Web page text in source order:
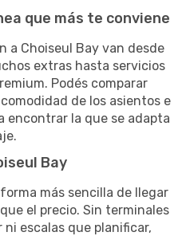
que más te conviene
a Choiseul Bay van desde
extras hasta servicios
Podés comparar
de los asientos e
encontrar la que se adapta
Bay
más sencilla de llegar
el precio. Sin terminales
escalas que planificar,